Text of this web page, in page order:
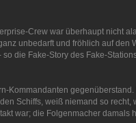
Crew war überhaupt nicht
unbedarft und fröhlich auf den
die Fake-Story des Fake-
Kommandanten
Schiffs, weiß niemand so
war; die Folgenmacher damals